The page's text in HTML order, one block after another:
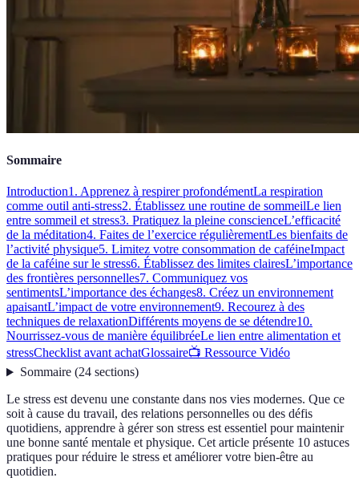
Sommaire
Introduction1. Apprenez à respirer profondémentLa respiration
comme outil anti-stress2. Établissez une routine de sommeilLe lien
entre sommeil et stress3. Pratiquez la pleine conscienceL’efficacité
de la méditation4. Faites de l’exercice régulièrementLes bienfaits de
l’activité physique5. Limitez votre consommation de caféineImpact
de la caféine sur le stress6. Établissez des limites clairesL’importance
des frontières personnelles7. Communiquez vos
sentimentsL’importance des échanges8. Créez un environnement
apaisantL’impact de votre environnement9. Recourez à des
techniques de relaxationDifférents moyens de se détendre10.
Nourrissez-vous de manière équilibréeLe lien entre alimentation et
stressChecklist avant achatGlossaire📺 Ressource Vidéo
Sommaire(24 sections)
Le stress est devenu une constante dans nos vies modernes. Que ce
soit à cause du travail, des relations personnelles ou des défis
quotidiens, apprendre à gérer son stress est essentiel pour maintenir
une bonne santé mentale et physique. Cet article présente 10 astuces
pratiques pour réduire le stress et améliorer votre bien-être au
quotidien.